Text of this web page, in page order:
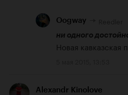
Oogway
ни одного
Новая кавказская
Alexandr Kinolove